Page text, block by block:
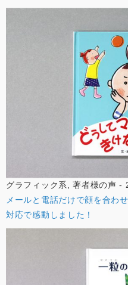
グラフィック系, 著者様の声 -
メールと電話だけで顔を合わ
対応で感動しました！